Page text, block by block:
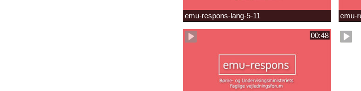
emu-respons-lang-5-11 emu-
00:48